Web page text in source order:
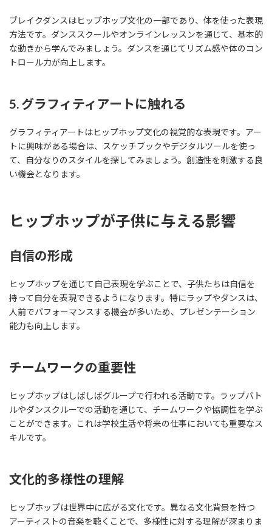
ブレイクダンスはヒップホップ文化の一部であり、体を使った表現
方法です。ダンススクールやオンラインレッスンを通じて、基本的
な動きから学んでみましょう。ダンスを通じてリズム感や体のコン
トロール力が向上します。
5. グラフィティアートに触れる
グラフィティアートはヒップホップ文化の視覚的な表現です。アー
トに興味がある場合は、スケッチブックやデジタルツールを使っ
て、自分なりのスタイルを探してみましょう。創造性を刺激する良
い機会となります。
ヒップホップが子供に与える影響
自信の形成
ヒップホップを通じて自己表現を学ぶことで、子供たちは自信を
持って自分を表現できるようになります。特にラップやダンスは、
人前でパフォーマンスする機会が多いため、プレゼンテーション
能力も向上します。
チームワークの重要性
ヒップホップはしばしばグループで行われる活動です。ラップバト
ルやダンスクルーでの活動を通じて、チームワークや協調性を学ぶ
ことができます。これは学校生活や将来の仕事においても重要なス
キルです。
文化的多様性の理解
ヒップホップは世界中に広がる文化です。異なる文化背景を持つ
アーティストの音楽を聴くことで、多様性に対する理解が深まりま